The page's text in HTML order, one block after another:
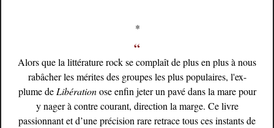
*
“
Alors que la littérature rock se complaît de plus en plus à nous
rabâcher les mérites des groupes les plus populaires, l'ex-
plume deLibérationose enfin jeter un pavé dans la mare pour
y nager à contre courant, direction la marge. Ce livre
passionnant et d’une précision rare retrace tous ces instants de